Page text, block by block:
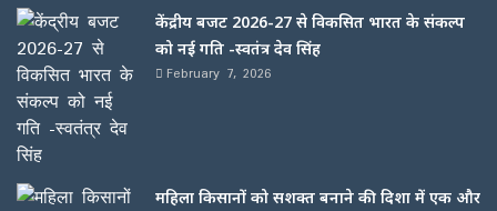
केंद्रीय बजट 2026-27 से विकसित भारत के संकल्प
को नई गति -स्वतंत्र देव सिंह
February 7, 2026
महिला किसानों को सशक्त बनाने की दिशा में एक और